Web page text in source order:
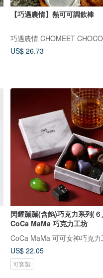
【巧遇農情】熱可可調飲棒
巧遇農情 CHOMEET
US$ 26.73
閃耀蹦蹦(含餡)巧克力系列(
CoCa MaMa 巧克力工坊
CoCa MaMa 可可女神巧克力
US$ 22.05
可客製